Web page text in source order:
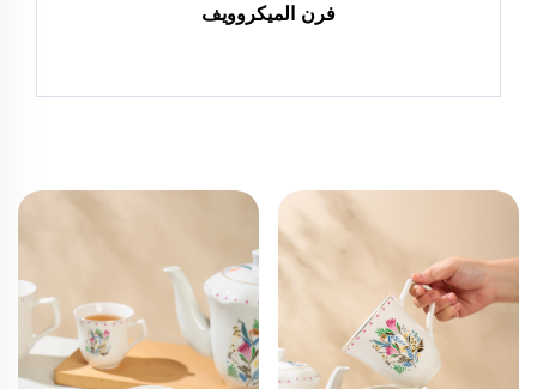
فرن الميكروويف